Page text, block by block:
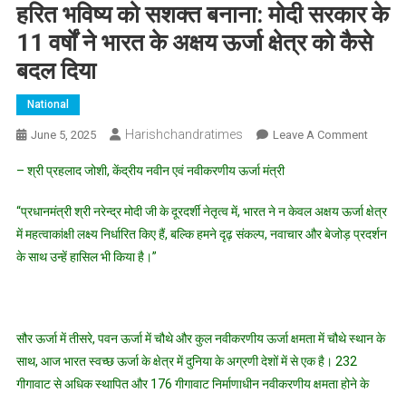
हरित भविष्य को सशक्त बनाना: मोदी सरकार के
11 वर्षों ने भारत के अक्षय ऊर्जा क्षेत्र को कैसे
बदल दिया
National
June 5, 2025 Harishchandratimes Leave A CommentOn
सशक्त
बनाना:
वर्षों
भारत
– श्री प्रहलाद जोशी, केंद्रीय नवीन एवं नवीकरणीय ऊर्जा मंत्री
“प्रधानमंत्री श्री नरेन्द्र मोदी जी के दूरदर्शी नेतृत्व में, भारत ने न केवल अक्षय ऊर्जा क्षेत्र
में महत्वाकांक्षी लक्ष्य निर्धारित किए हैं, बल्कि हमने दृढ़ संकल्प, नवाचार और बेजोड़ प्रदर्शन
के साथ उन्हें हासिल भी किया है।”
सौर ऊर्जा में तीसरे, पवन ऊर्जा में चौथे और कुल नवीकरणीय ऊर्जा क्षमता में चौथे स्थान के
साथ, आज भारत स्वच्छ ऊर्जा के क्षेत्र में दुनिया के अग्रणी देशों में से एक है। 232
गीगावाट से अधिक स्थापित और 176 गीगावाट निर्माणाधीन नवीकरणीय क्षमता होने के